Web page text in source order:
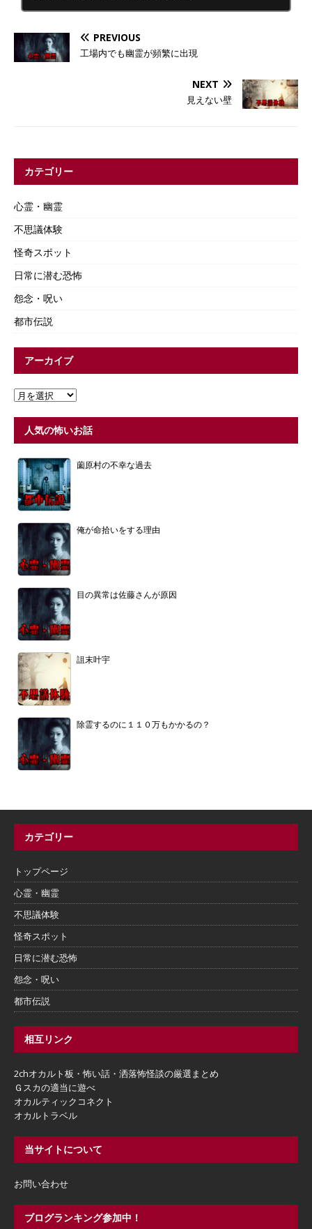
PREVIOUS
工場内でも幽霊が頻繁に出現
NEXT
見えない壁
カテゴリー
心霊・幽霊
不思議体験
怪奇スポット
日常に潜む恐怖
怨念・呪い
都市伝説
アーカイブ
人気の怖いお話
薗原村の不幸な過去
俺が命拾いをする理由
目の異常は佐藤さんが原因
詛末叶宇
除霊するのに１１０万もかかるの？
カテゴリー
トップページ
心霊・幽霊
不思議体験
怪奇スポット
日常に潜む恐怖
怨念・呪い
都市伝説
相互リンク
2chオカルト板・怖い話・洒落怖怪談の厳選まとめ
Ｇスカの適当に遊べ
オカルティックコネクト
オカルトラベル
当サイトについて
お問い合わせ
ブログランキング参加中！